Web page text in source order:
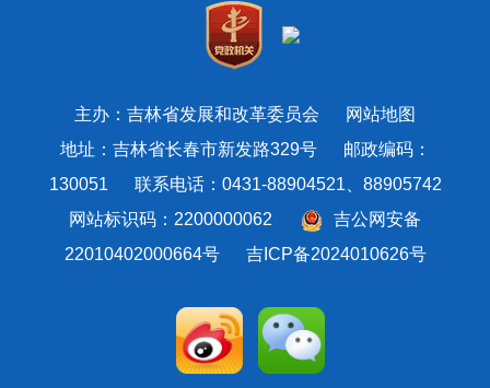
主办：吉林省发展和改革委员会
网站地图
地址：吉林省长春市新发路329号 邮政编码：
130051 联系电话：0431-88904521、88905742
网站标识码：2200000062
吉公网安备
22010402000664号
吉ICP备2024010626号